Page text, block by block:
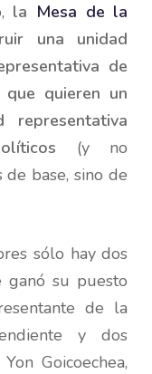
la Mesa de la
una unidad
de
quieren un
representativa
(y no
base, sino de
sólo hay dos
ganó su puesto
de la
y dos
Goicoechea,